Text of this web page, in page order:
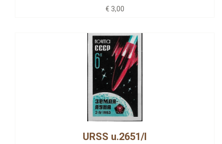
€ 3,00
URSS u.2651/I